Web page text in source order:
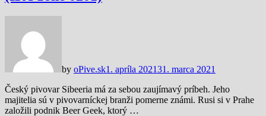
by oPive.sk1. apríla 202131. marca 2021
Český pivovar Sibeeria má za sebou zaujímavý príbeh. Jeho
majitelia sú v pivovarníckej branži pomerne známi. Rusi si v Prahe
založili podnik Beer Geek, ktorý …